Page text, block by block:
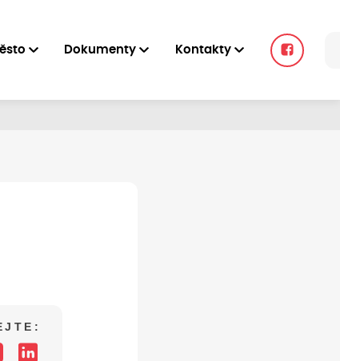
Dokumenty Kontakty